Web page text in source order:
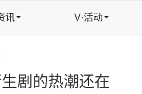
讯 V·活动
剧的热潮还在